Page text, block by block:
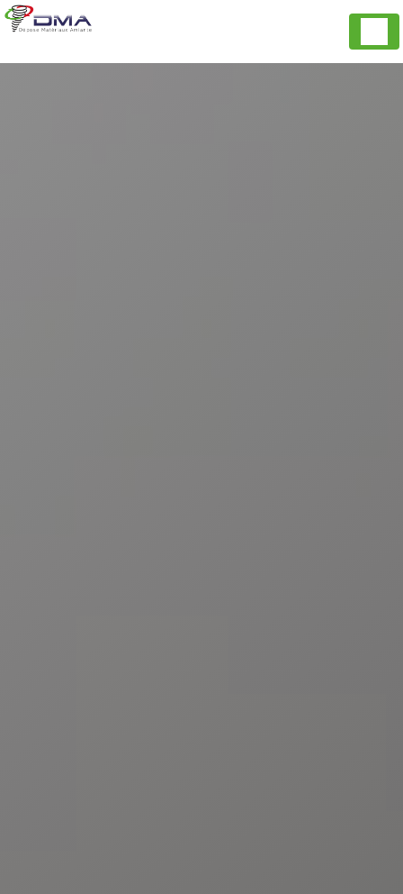
Panneau de gestion des cookies